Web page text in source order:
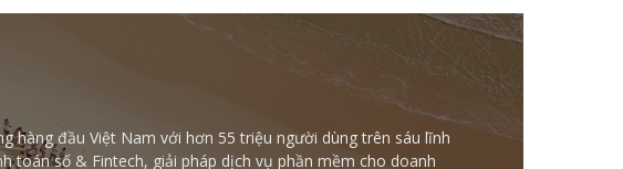
hàng đầu Việt Nam với hơn 55 triệu người dùng trên sáu lĩnh
toán số & Fintech, giải pháp dịch vụ phần mềm cho doanh